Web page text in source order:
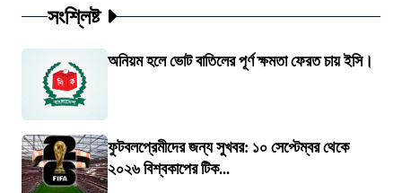
সংশ্লিষ্ট
অনিয়ম হলে ভোট বাতিলের পূর্ণ ক্ষমতা ফেরত চায় ইসি।
ফুটবলপ্রেমীদের জন্য সুখবর: ১০ সেপ্টেম্বর থেকে
২০২৬ বিশ্বকাপের টিক...